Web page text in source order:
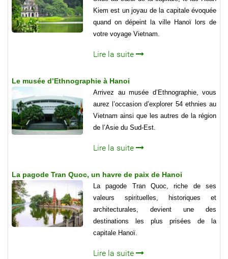
Kiem est un joyau de la capitale évoquée
quand on dépeint la ville Hanoï lors de
votre voyage Vietnam.
Lire la suite
Le musée d’Ethnographie à Hanoi
Arrivez au musée d’Ethnographie, vous
aurez l’occasion d’explorer 54 ethnies au
Vietnam ainsi que les autres de la région
de l’Asie du Sud-Est.
Lire la suite
La pagode Tran Quoc, un havre de paix de Hanoi
La pagode Tran Quoc, riche de ses
valeurs spirituelles, historiques et
architecturales, devient une des
destinations les plus prisées de la
capitale Hanoï.
Lire la suite